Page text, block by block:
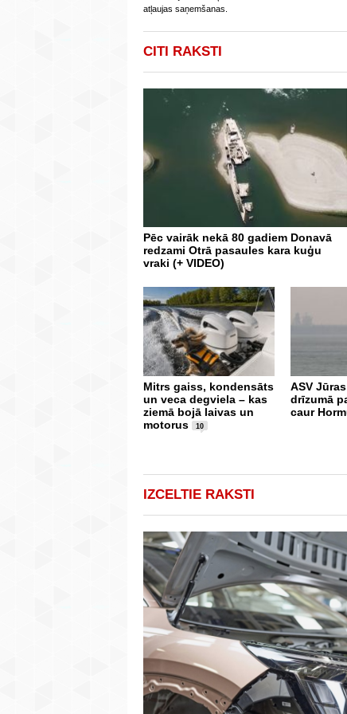
atļaujas saņemšanas.
CITI RAKSTI
Pēc vairāk nekā 80 gadiem Donavā
redzami Otrā pasaules kara kuģu
vraki (+ VIDEO)
Mitrs gaiss, kondensāts
un veca degviela – kas
ziemā bojā laivas un
motorus
10
ASV
drīzumā
caur
IZCELTIE RAKSTI